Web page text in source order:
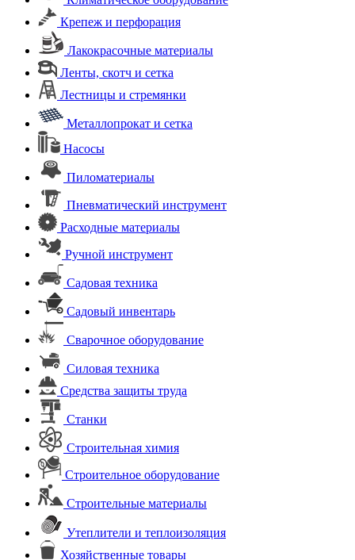
Крепеж и перфорация
Лакокрасочные материалы
Ленты, скотч и сетка
Лестницы и стремянки
Металлопрокат и сетка
Насосы
Пиломатериалы
Пневматический инструмент
Расходные материалы
Ручной инструмент
Садовая техника
Садовый инвентарь
Сварочное оборудование
Силовая техника
Средства защиты труда
Станки
Строительная химия
Строительное оборудование
Строительные материалы
Утеплители и теплоизоляция
Хозяйственные товары